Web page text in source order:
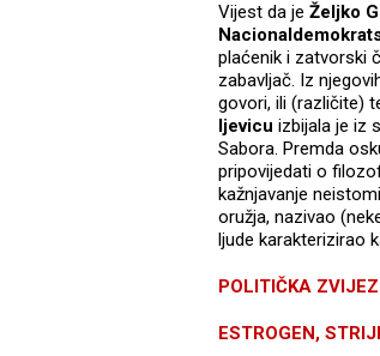
Vijest da je Željko
plaćenik i zatvorski
zabavljač. Iz
govori, ili (različite)
ljevicu izbijala je iz
Sabora. Premda
pripovijedati o
kažnjavanje
oružja, nazivao
ljude karakterizirao
POLITIČKA
ESTROGEN,